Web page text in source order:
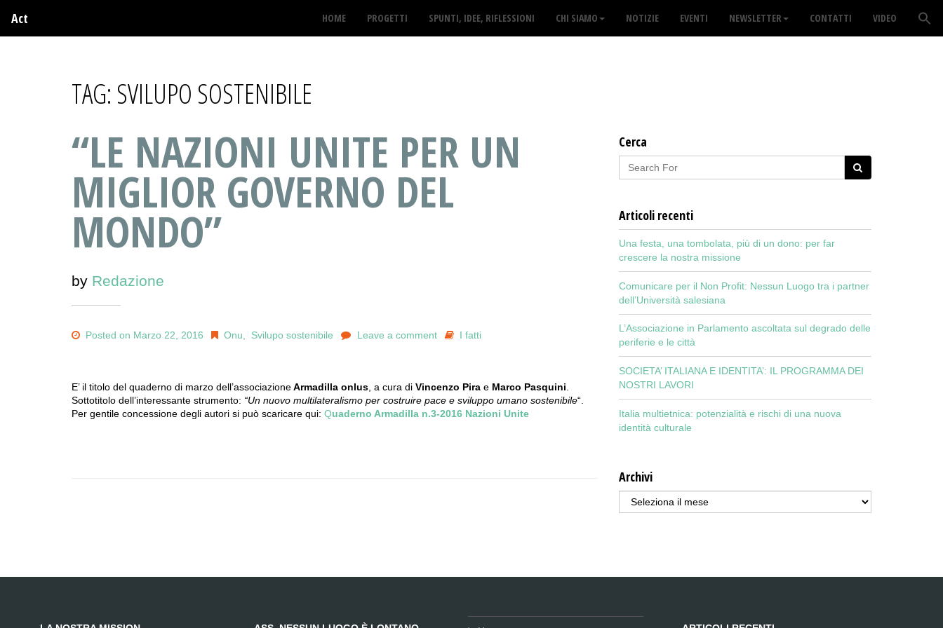
Act HOME PROGETTI SPUNTI, IDEE, RIFLESSIONI CHI SIAMO NOTIZIE EVENTI NEWSLETTER CONTATTI VIDEO
TAG: SVILUPO SOSTENIBILE
“LE NAZIONI UNITE PER UN
MIGLIOR GOVERNO DEL
MONDO”
by Redazione
Posted on Marzo 22, 2016 Onu Svilupo sostenibile Leave a comment I fatti
E’ il titolo del quaderno di marzo dell’associazioneArmadilla onlus , a cura di Vincenzo Pira e Marco Pasquini
Sottotitolo dell’interessante strumento: “Un nuovo multilateralismo per costruire pace e sviluppo umano sostenibile“.
Per gentile concessione degli autori si può scaricare qui: Quaderno Armadilla n.3-2016 Nazioni Unite
Cerca
Articoli recenti
Una festa, una tombolata, più di un dono: per far
crescere la nostra missione
Comunicare per il Non Profit: Nessun Luogo tra i partner
dell’Università salesiana
L’Associazione in Parlamento ascoltata sul degrado delle
periferie e le città
SOCIETA’ ITALIANA E IDENTITA’: IL PROGRAMMA DEI
NOSTRI LAVORI
Italia multietnica: potenzialità e rischi di una nuova
identità culturale
Archivi
Archivi